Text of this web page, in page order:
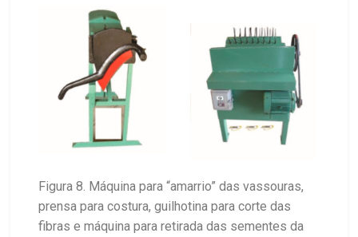
Figura 8. Máquina para “amarrio” das vassouras,
prensa para costura, guilhotina para corte das
fibras e máquina para retirada das sementes da